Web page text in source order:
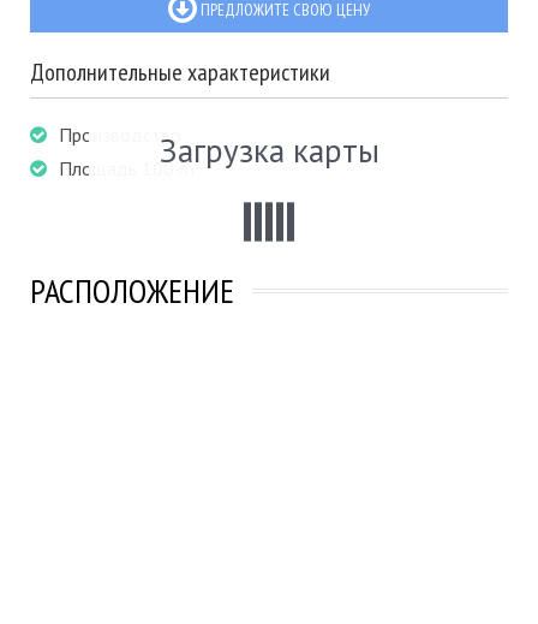
ПРЕДЛОЖИТЕ СВОЮ ЦЕНУ
Дополнительные характеристики
Производство
Площадь 100 m²
РАСПОЛОЖЕНИЕ
Загрузка карты